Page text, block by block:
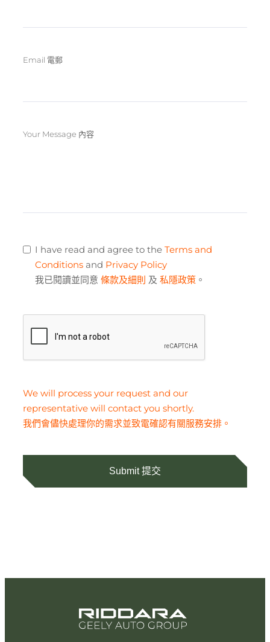
Email 電郵
Your Message 內容
I have read and agree to the Terms and
Conditions and Privacy Policy
我已閱讀並同意 條款及細則 及 私隱政策 。
We will process your request and our
representative will contact you shortly.
我們會儘快處理你的需求並致電確認有關服務安排。
Submit 提交